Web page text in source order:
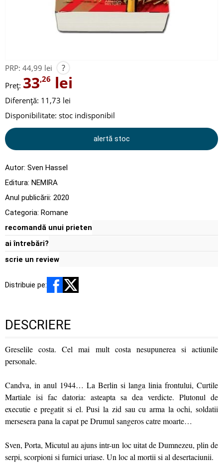
PRP: 44,99 lei ?
Preț: 33,26 lei
Diferență: 11,73 lei
Disponibilitate: stoc indisponibil
alertă stoc
Autor: Sven Hassel
Editura: NEMIRA
Anul publicării: 2020
Categoria: Romane
recomandă unui prieten
ai întrebări?
scrie un review
Distribuie pe:
DESCRIERE
Greselile costa. Cel mai mult costa nesupunerea si actiunile
personale.
Candva, in anul 1944… La Berlin si langa linia frontului, Curtile
Martiale isi fac datoria: asteapta sa dea verdicte. Plutonul de
executie e pregatit si el. Pusi la zid sau cu arma la ochi, soldatii
mersesera pana la capat pe Drumul sangeros catre moarte…
Sven, Porta, Micutul au ajuns intr-un loc uitat de Dumnezeu, plin de
serpi, scorpioni si furnici uriase. Un loc al mortii si al desertaciunii.